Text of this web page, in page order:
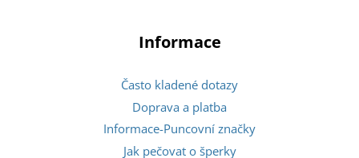
Informace
Často kladené dotazy
Doprava a platba
Informace-Puncovní značky
Jak pečovat o šperky